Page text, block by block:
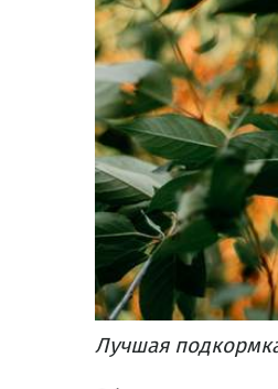
Лучшая